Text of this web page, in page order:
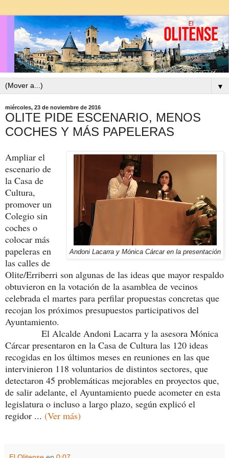
▼
miércoles, 23 de noviembre de 2016
OLITE PIDE ESCENARIO, MENOS
COCHES Y MÁS PAPELERAS
Andoni Lacarra y Mónica Cárcar en la presentación
Ampliar el
escenario de
la Casa de
Cultura,
promover un
Colegio sin
coches o
colocar más
papeleras en
las calles de
Olite/Erriberri son algunas de las ideas que mayor respaldo
obtuvieron en la votación de la asamblea de vecinos
celebrada el martes para perfilar propuestas concretas que
recojan los próximos presupuestos participativos del
Ayuntamiento.
El Alcalde Andoni Lacarra y la asesora Mónica
Cárcar presentaron en la Casa de Cultura las 120 ideas
recogidas en los últimos meses en reuniones en las que
intervinieron 118 voluntarios de distintos sectores, que
detectaron 45 problemáticas mejorables en proyectos que,
de salir adelante, el Ayuntamiento puede acometer en esta
legislatura o incluso a largo plazo, según explicó el
regidor ... (Ver más)